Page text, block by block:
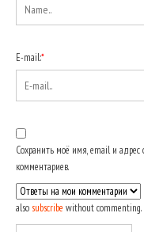
E-mail:*
Сохранить моё имя, email и
комментариев.
also subscribe without commenting.